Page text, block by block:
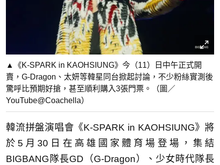
▲《K-SPARK in KAOHSIUNG》今（11）日中午正式開
賣，G-Dragon、太妍等韓星同台掀起討論，不少粉絲實測後
驚呼比預期好搶，甚至順利購入3張門票。（圖／
YouTube@Coachella）
韓流拼盤演唱會《K-SPARK in KAOHSIUNG》將
於5月30日在高雄國家體育場登場，集結
BIGBANG隊長GD（G-Dragon）、少女時代隊長